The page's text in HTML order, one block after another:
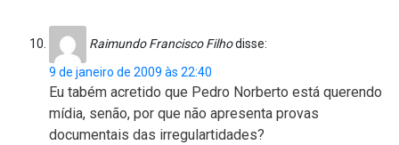
Raimundo Francisco Filhodisse:
9 de janeiro de 2009 às 22:40
Eu tabém acretido que Pedro Norberto está querendo
mídia, senão, por que não apresenta provas
documentais das irregulartidades?